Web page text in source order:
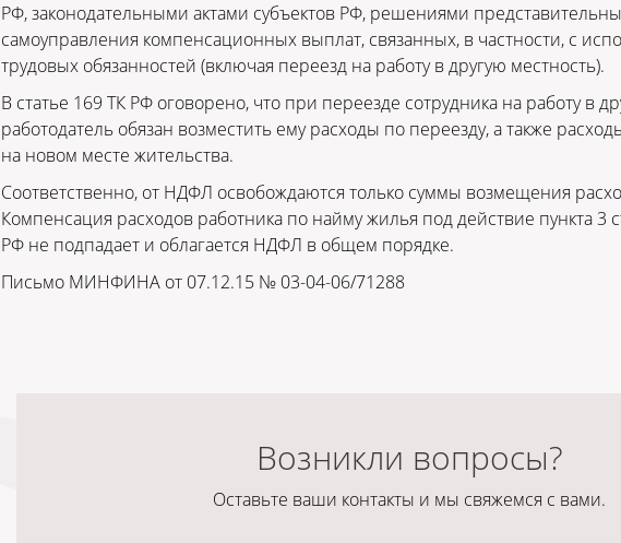
РФ, законодательными актами субъектов РФ, решениями
самоуправления компенсационных выплат, связанных, в частности, с
трудовых обязанностей (включая переезд на работу в другую местность).
В статье 169 ТК РФ оговорено, что при переезде сотрудника на работу в
работодатель обязан возместить ему расходы по переезду, а также
на новом месте жительства.
Соответственно, от НДФЛ освобождаются только суммы возмещения
Компенсация расходов работника по найму жилья под действие пункта 3
РФ не подпадает и облагается НДФЛ в общем порядке.
Письмо МИНФИНА от 07.12.15 № 03-04-06/71288
Возникли вопросы?
Оставьте ваши контакты и мы свяжемся с вами.